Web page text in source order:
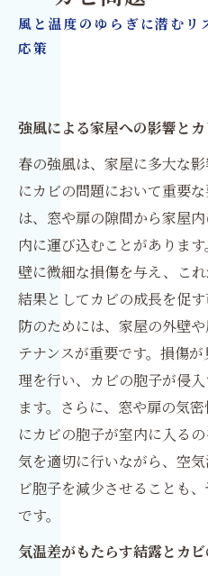
風と温度のゆらぎに潜むリ
応策
強風による家屋への影響と
春の強風は、家屋に多大な
にカビの問題において重要
は、窓や扉の隙間から家屋
内に運び込むことがありま
壁に微細な損傷を与え、こ
結果としてカビの成長を促
防のためには、家屋の外壁
テナンスが重要です。損傷
理を行い、カビの胞子が侵
ます。さらに、窓や扉の気
にカビの胞子が室内に入る
気を適切に行いながら、空
ビ胞子を減少させることも
です。
気温差がもたらす結露とカ